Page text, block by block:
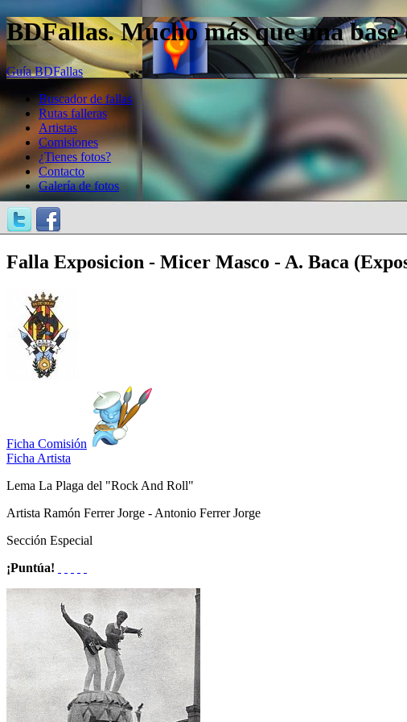
BDFallas. Mucho más que una base
Guía BDFallas
Buscador de fallas
Rutas falleras
Artistas
Comisiones
¿Tienes fotos?
Contacto
Galería de fotos
Falla Exposicion - Micer Masco - A. Baca
Ficha Comisión
Ficha Artista
Lema La Plaga del "Rock And Roll"
Artista Ramón Ferrer Jorge - Antonio Ferrer Jorge
Sección Especial
¡Puntúa!